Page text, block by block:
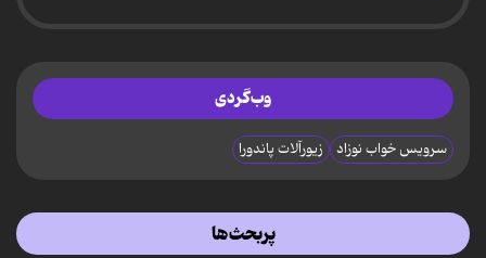
وب‌گردی
سرویس خواب نوزاد زیورآلات پاندورا
پربحث‌ها